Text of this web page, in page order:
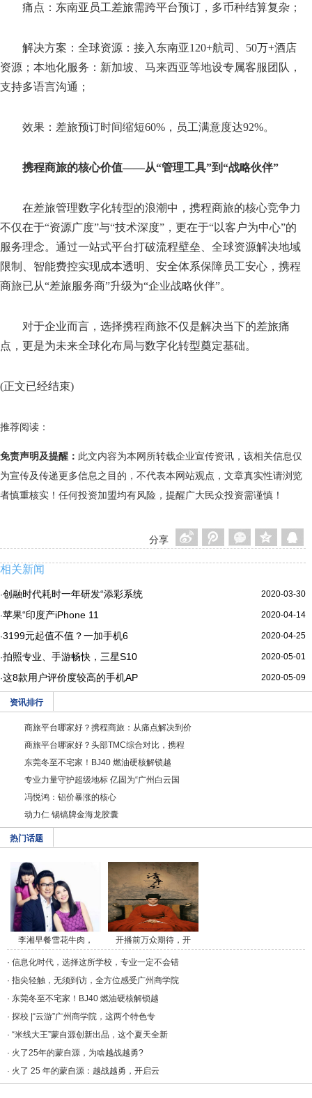
痛点：东南亚员工差旅需跨平台预订，多币种结算复杂；
解决方案：全球资源：接入东南亚120+航司、50万+酒店
资源；本地化服务：新加坡、马来西亚等地设专属客服团队，
支持多语言沟通；
效果：差旅预订时间缩短60%，员工满意度达92%。
携程商旅的核心价值——从“管理工具”到“战略伙伴”
在差旅管理数字化转型的浪潮中，携程商旅的核心竞争力
不仅在于“资源广度”与“技术深度”，更在于“以客户为中心”的
服务理念。通过一站式平台打破流程壁垒、全球资源解决地域
限制、智能费控实现成本透明、安全体系保障员工安心，携程
商旅已从“差旅服务商”升级为“企业战略伙伴”。
对于企业而言，选择携程商旅不仅是解决当下的差旅痛
点，更是为未来全球化布局与数字化转型奠定基础。
(正文已经结束)
推荐阅读：
免责声明及提醒： 此文内容为本网所转载企业宣传资讯，该相关信息仅
为宣传及传递更多信息之目的，不代表本网站观点，文章真实性请浏览
者慎重核实！任何投资加盟均有风险，提醒广大民众投资需谨慎！
分享
相关新闻
2020-03-30
·创融时代耗时一年研发“添彩系统
2020-04-14
·苹果“印度产iPhone 11
2020-04-25
·3199元起值不值？一加手机6
2020-05-01
·拍照专业、手游畅快，三星S10
2020-05-09
·这8款用户评价度较高的手机AP
资讯排行
商旅平台哪家好？携程商旅：从痛点解决到价
商旅平台哪家好？头部TMC综合对比，携程
东莞冬至不宅家！BJ40 燃油硬核解锁越
专业力量守护超级地标 亿固为“广州白云国
冯悦鸿：铝价暴涨的核心
动力仁 锡镐牌金海龙胶囊
热门话题
李湘早餐雪花牛肉，
午/a>
开播前万众期待，开
播/a>
· 信息化时代，选择这所学校，专业一定不会错
· 指尖轻触，无须到访，全方位感受广州商学院
· 东莞冬至不宅家！BJ40 燃油硬核解锁越
· 探校 |“云游”广州商学院，这两个特色专
· “米线大王”蒙自源创新出品，这个夏天全新
· 火了25年的蒙自源，为啥越战越勇?
· 火了 25 年的蒙自源：越战越勇，开启云